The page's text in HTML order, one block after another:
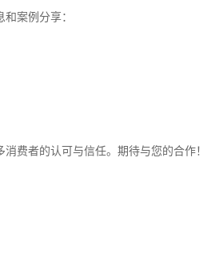
案例分享：
费者的认可与信任。期待与您的合作！